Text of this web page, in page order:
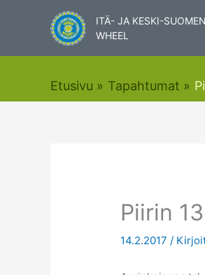
ITÄ- JA KESKI-
WHEEL
Etusivu Tapahtumat
Piirin
14.2.2017/